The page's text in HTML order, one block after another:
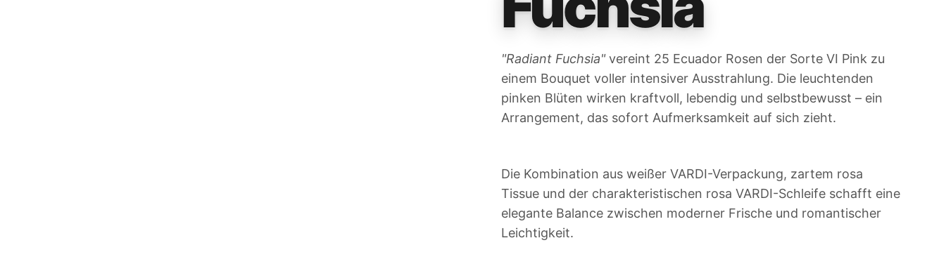
"Radiant Fuchsia"vereint 25 Ecuador Rosen der Sorte VI Pink zu
einem Bouquet voller intensiver Ausstrahlung. Die leuchtenden
pinken Blüten wirken kraftvoll, lebendig und selbstbewusst – ein
Arrangement, das sofort Aufmerksamkeit auf sich zieht.
Die Kombination aus weißer VARDI-Verpackung, zartem rosa
Tissue und der charakteristischen rosa VARDI-Schleife schafft eine
elegante Balance zwischen moderner Frische und romantischer
Leichtigkeit.